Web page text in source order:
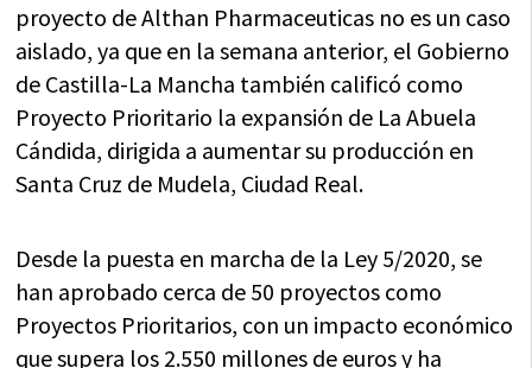
proyecto de Althan Pharmaceuticas no es un caso
aislado, ya que en la semana anterior, el Gobierno
de Castilla-La Mancha también calificó como
Proyecto Prioritario la expansión de La Abuela
Cándida, dirigida a aumentar su producción en
Santa Cruz de Mudela, Ciudad Real.
Desde la puesta en marcha de la Ley 5/2020, se
han aprobado cerca de 50 proyectos como
Proyectos Prioritarios, con un impacto económico
que supera los 2.550 millones de euros y ha